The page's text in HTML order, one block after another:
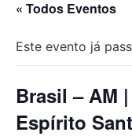
« Todos Eventos
Este evento já
Brasil – AM
Espírito